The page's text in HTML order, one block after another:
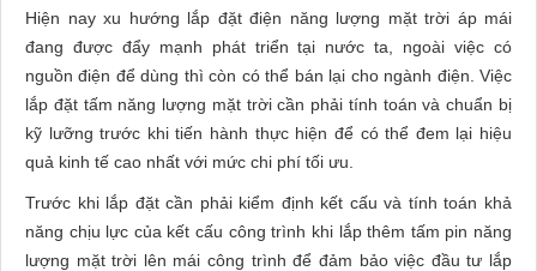
Hiện nay xu hướng lắp đặt điện năng lượng mặt trời áp mái
đang được đẩy mạnh phát triển tại nước ta, ngoài việc có
nguồn điện để dùng thì còn có thể bán lại cho ngành điện. Việc
lắp đặt tấm năng lượng mặt trời cần phải tính toán và chuẩn bị
kỹ lưỡng trước khi tiến hành thực hiện để có thể đem lại hiệu
quả kinh tế cao nhất với mức chi phí tối ưu.
Trước khi lắp đặt cần phải kiểm định kết cấu và tính toán khả
năng chịu lực của kết cấu công trình khi lắp thêm tấm pin năng
lượng mặt trời lên mái công trình để đảm bảo việc đầu tư lắp